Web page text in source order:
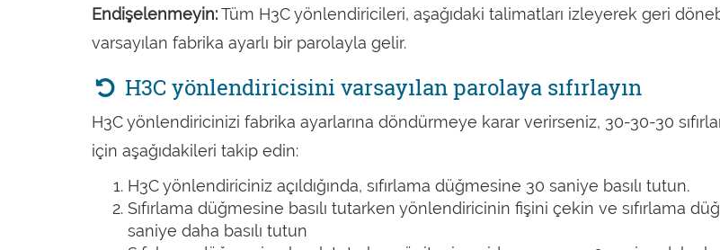
Endişelenmeyin:Tüm H3C yönlendiricileri, aşağıdaki talimatları izleyerek geri
varsayılan fabrika ayarlı bir parolayla gelir.
H3C yönlendiricisini varsayılan parolaya sıfırlayın
H3C yönlendiricinizi fabrika ayarlarına döndürmeye karar verirseniz, 30-30-30
için aşağıdakileri takip edin:
H3C yönlendiriciniz açıldığında, sıfırlama düğmesine 30 saniye basılı tutun.
Sıfırlama düğmesine basılı tutarken yönlendiricinin fişini çekin ve sıfırlama
saniye daha basılı tutun